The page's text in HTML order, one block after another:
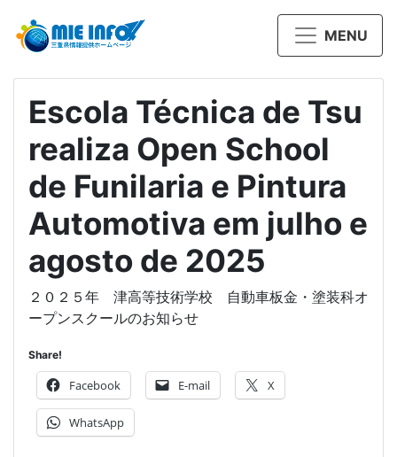
MENU
Escola Técnica de Tsu
realiza Open School
de Funilaria e Pintura
Automotiva em julho e
agosto de 2025
２０２５年 津高等技術学校 自動車板金・塗装科オ
ープンスクールのお知らせ
Share!
Facebook E-mail X
WhatsApp